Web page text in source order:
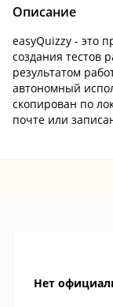
Описание
easyQuizzy - это
создания тестов
результатом
автономный
скопирован по
почте или
Нет